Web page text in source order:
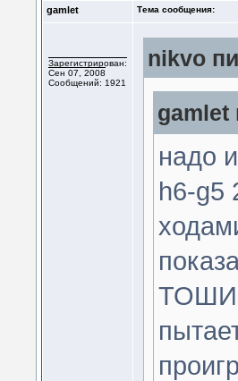
gamlet Тема сообщения:
Зарегистрирован:
Сен 07, 2008
Сообщений: 1921
nikvo
gamlet
надо
h6-g5